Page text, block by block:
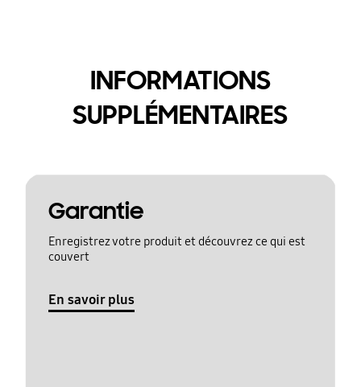
INFORMATIONS
SUPPLÉMENTAIRES
Garantie
Enregistrez votre produit et découvrez ce qui est
couvert
En savoir plus